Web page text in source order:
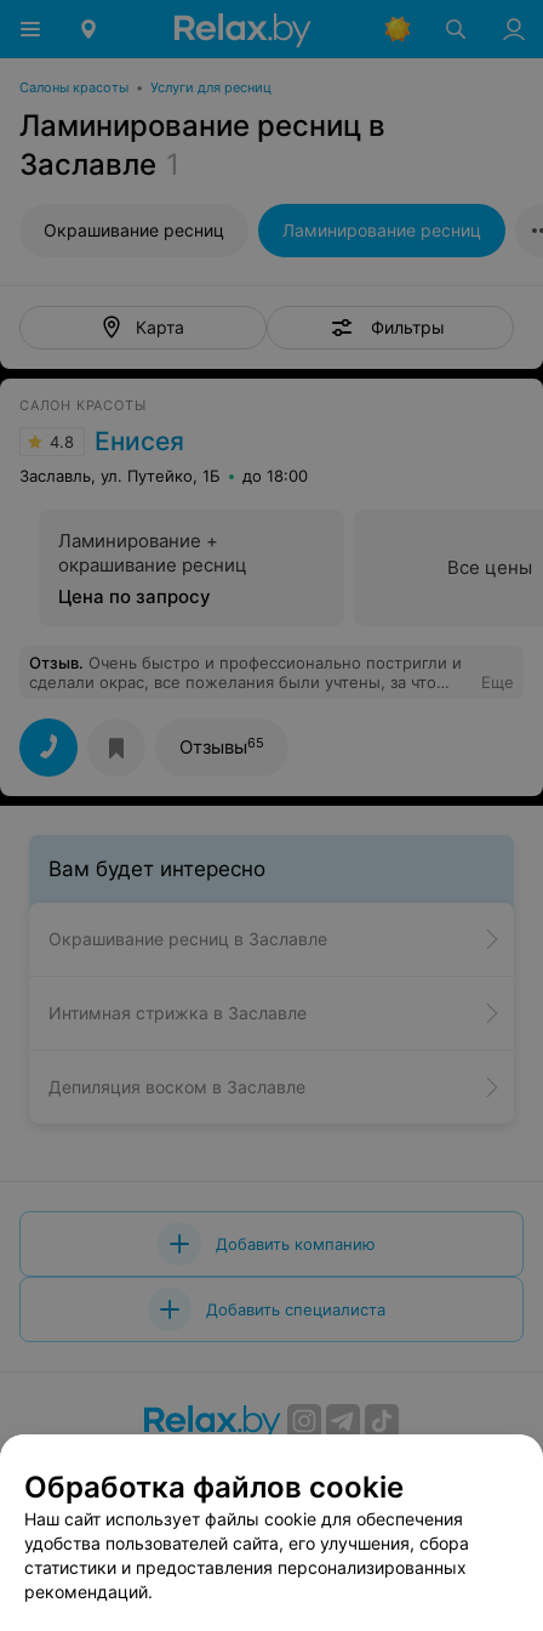
Салоны красоты • Услуги для ресниц
Ламинирование ресниц в
Заславле 1
Окрашивание ресниц Ламинирование ресниц
Карта Фильтры
САЛОН КРАСОТЫ
4.8 Енисея
Заславль, ул. Путейко, 1Б до 18:00
Ламинирование +
окрашивание ресниц
Цена по запросу
Все цены
Отзыв. Очень быстро и профессионально постригли и
сделали окрас, все пожелания были учтены, за что
Еще
Отзывы65
Вам будет интересно
Окрашивание ресниц в Заславле
Интимная стрижка в Заславле
Депиляция воском в Заславле
Добавить компанию
Добавить специалиста
Вакансии
Публичный договор
Способы оплаты
Публичный договор по использованию сервиса
«Афиша»
Пользовательское соглашение
Обработка файлов cookie
Наш сайт использует файлы cookie для обеспечения
удобства пользователей сайта, его улучшения, сбора
статистики и предоставления персонализированных
рекомендаций.